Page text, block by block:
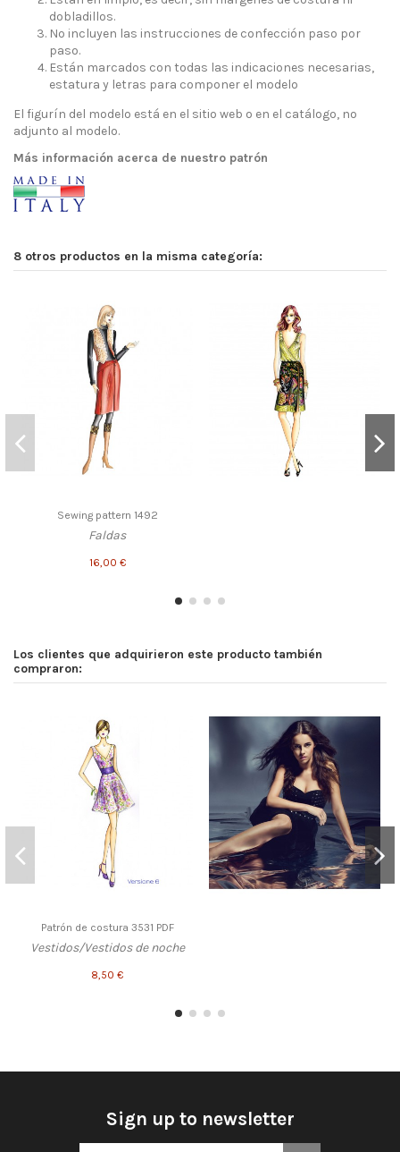
dobladillos.
No incluyen las instrucciones de confección paso por
paso.
Están marcados con todas las indicaciones necesarias,
estatura y letras para componer el modelo
El figurín del modelo está en el sitio web o en el catálogo, no
adjunto al modelo.
Más información acerca de nuestro patrón
8 otros productos en la misma categoría:
Sewing pattern 1492
Faldas
16,00 €
Los clientes que adquirieron este producto también
compraron:
Patrón de costura 3531 PDF
Vestidos/Vestidos de noche
8,50 €
Sign up to newsletter